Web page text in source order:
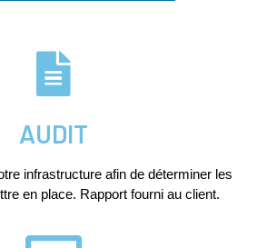
AUDIT
infrastructure afin de déterminer les
en place. Rapport fourni au client.